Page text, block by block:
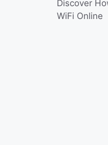
Discover
WiFi Online